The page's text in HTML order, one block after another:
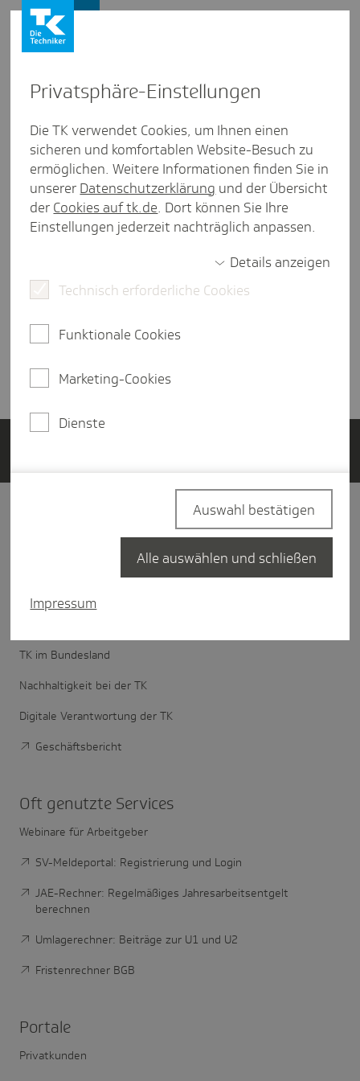
Weitere Themen
Ihre Fragen zu weiteren Themen, die für
Arbeitgeber wichtig sind - wir sind für Sie da.
Ihr Anliegen ist in derÜbersicht nicht aufgeführt
oder Sie haben Fragen zur
weiteren Themen für
? So erreichen Sie uns:
040 - 460 66 10 20
TK im Bundesland
Nachhaltigkeit bei der TK
Digitale Verantwortung der TK
Geschäftsbericht
Oft genutzte Services
Webinare für Arbeitgeber
SV-Meldeportal: Registrierung und Login
JAE-Rechner: Regelmäßiges Jahresarbeitsentgelt
berechnen
Umlagerechner: Beiträge zur U1 und U2
Fristenrechner BGB
Portale
Privatkunden
Privat­sphäre-Einstel­lungen
Die TK verwendet Cookies, um Ihnen einen
sicheren und komfortablen Website-Besuch zu
ermöglichen. Weitere Informationen finden Sie in
unserer Datenschutzerklärung und der Übersicht
der Cookies auf tk.de. Dort können Sie Ihre
Einstellungen jederzeit nachträglich anpassen.
Details anzeigen
Technisch erforderliche Cookies
Funktionale Cookies
Marketing-Cookies
Dienste
Impressum
Auswahl bestätigen
Alle auswählen und schließen